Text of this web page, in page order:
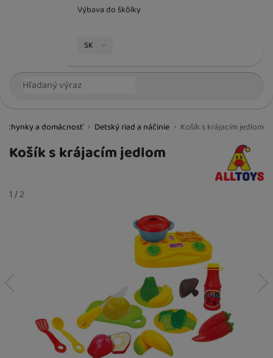
Výbava do škôlky
Jazyková verzia
SK
Vyhľadávanie
a domácnosť Detský riad a náčinie Košík s krájacím jedlom
Košík s krájacím jedlom
Fotografie
nasledujúci
slide
1 /z
2